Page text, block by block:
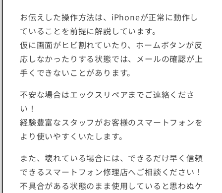
お伝えした操作方法は、iPhoneが正常に動作し
ていることを前提に解説しています。
仮に画面がヒビ割れていたり、ホームボタンが反
応しなかったりする状態では、メールの確認が上
手くできないことがあります。
不安な場合はエックスリペアまでご連絡くださ
い！
経験豊富なスタッフがお客様のスマートフォンを
より使いやすくいたします。
また、壊れている場合には、できるだけ早く信頼
できるスマートフォン修理店へご相談ください！
不具合がある状態のまま使用していると思わぬケ